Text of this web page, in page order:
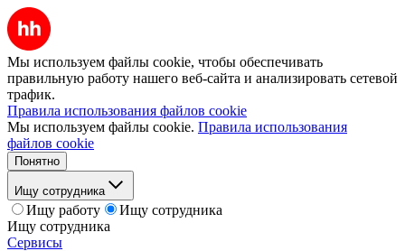
Мы используем файлы cookie, чтобы обеспечивать
правильную работу нашего веб-сайта и анализировать сетевой
трафик.
Правила использования файлов cookie
Мы используем файлы cookie. Правила использования
файлов cookie
Понятно
Ищу сотрудника
Ищу работу
Ищу сотрудника
Ищу сотрудника
Сервисы